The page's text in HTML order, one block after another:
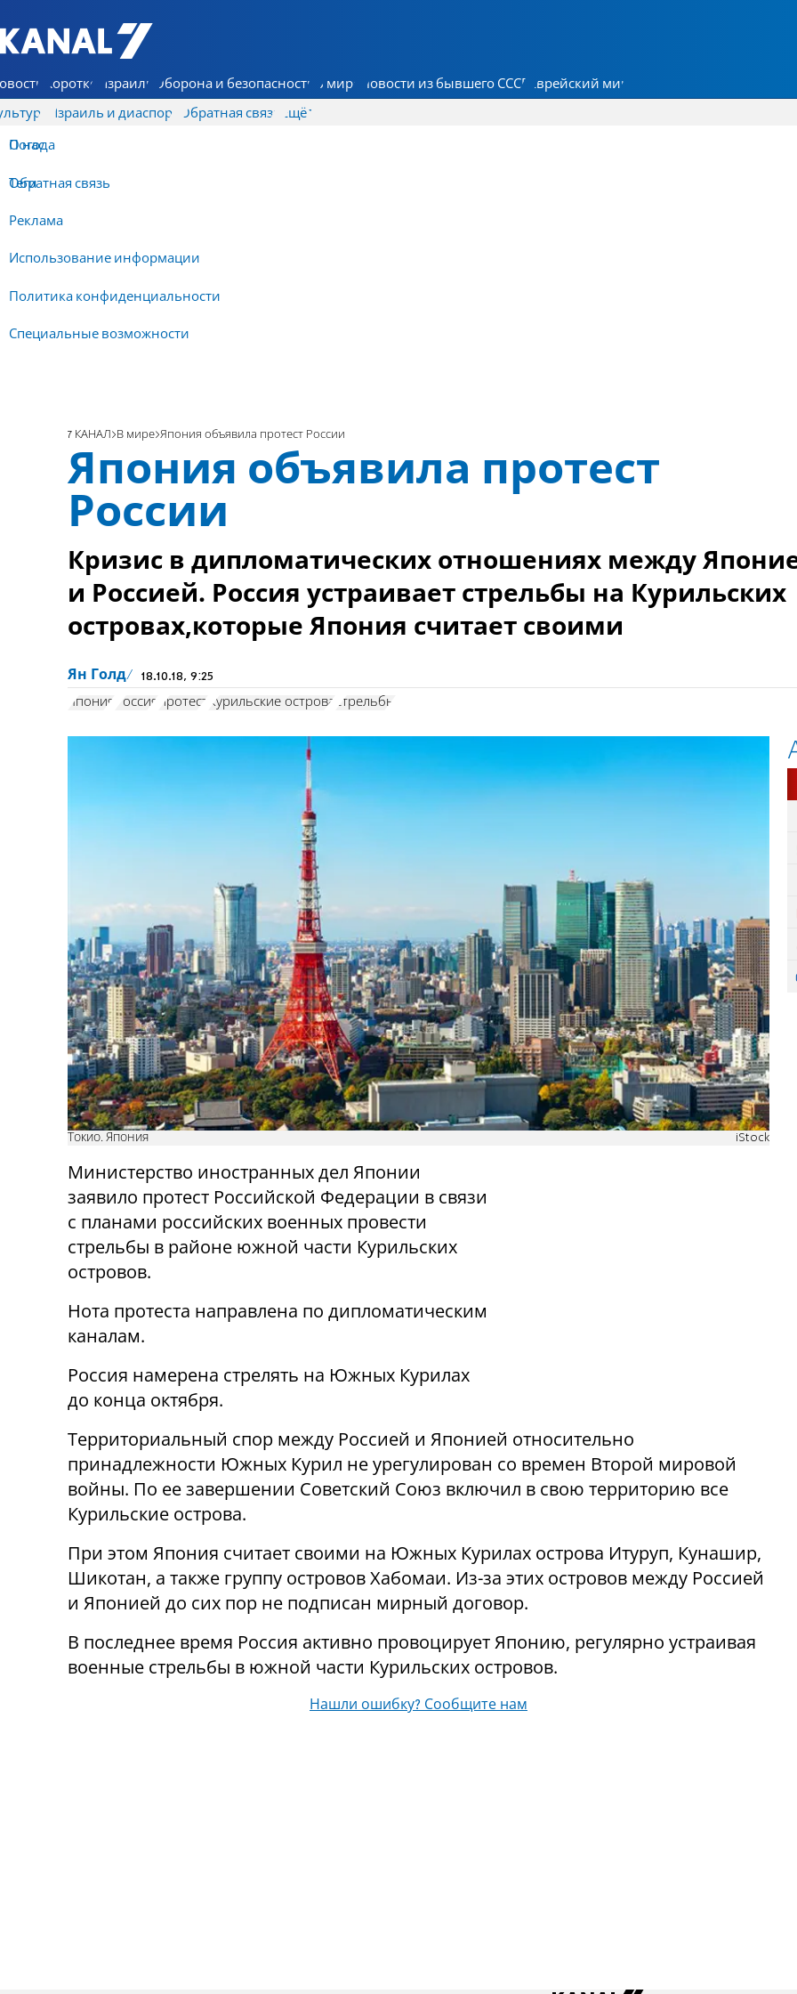
7 КАНАЛ - Аруц Шева
Коротко Израиль Оборона и безопасность В мире Новости из бывшего СССР Еврейский мир
Израиль и диаспора Обратная связь
О нас
Обратная связь
Реклама
Использование информации
Политика конфиденциальности
Специальные возможности
Ещё
Погода
Теги
7 КАНАЛ В мире Япония объявила протест России
Япония объявила протест
России
Кризис в дипломатических отношениях между
и Россией. Россия устраивает стрельбы на Курильских
островах,которые Япония считает своими
Ян Голд 18.10.18, 9:25
Япония Россия протест Курильские острова стрельбы
Токио. Япония iStock
Министерство иностранных дел Японии
заявило протест Российской Федерации в связи
с планами российских военных провести
стрельбы в районе южной части Курильских
островов.
Нота протеста направлена по дипломатическим
каналам.
Россия намерена стрелять на Южных Курилах
до конца октября.
Территориальный спор между Россией и Японией относительно
принадлежности Южных Курил не урегулирован со времен Второй мировой
войны. По ее завершении Советский Союз включил в свою территорию все
Курильские острова.
При этом Япония считает своими на Южных Курилах острова Итуруп, Кунашир,
Шикотан, а также группу островов Хабомаи. Из-за этих островов между Россией
и Японией до сих пор не подписан мирный договор.
В последнее время Россия активно провоцирует Японию, регулярно устраивая
военные стрельбы в южной части Курильских островов.
Нашли ошибку? Сообщите нам